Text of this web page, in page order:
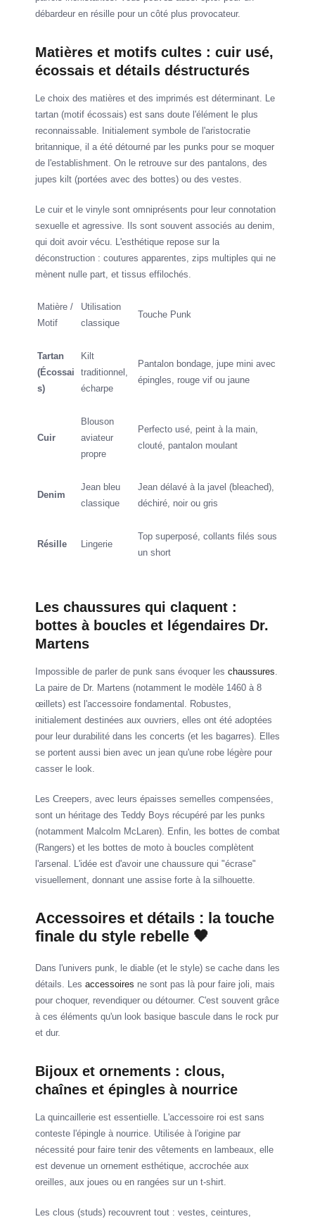
débardeur en résille pour un côté plus provocateur.
Matières et motifs cultes : cuir usé,
écossais et détails déstructurés
Le choix des matières et des imprimés est déterminant. Le
tartan (motif écossais) est sans doute l'élément le plus
reconnaissable. Initialement symbole de l'aristocratie
britannique, il a été détourné par les punks pour se moquer
de l'establishment. On le retrouve sur des pantalons, des
jupes kilt (portées avec des bottes) ou des vestes.
Le cuir et le vinyle sont omniprésents pour leur connotation
sexuelle et agressive. Ils sont souvent associés au denim,
qui doit avoir vécu. L'esthétique repose sur la
déconstruction : coutures apparentes, zips multiples qui ne
mènent nulle part, et tissus effilochés.
Matière /
Motif
Utilisation
classique
Touche Punk
Tartan
(Écossai
s)
Kilt
traditionnel,
écharpe
Pantalon bondage, jupe mini avec
épingles, rouge vif ou jaune
Cuir
Blouson
aviateur
propre
Perfecto usé, peint à la main,
clouté, pantalon moulant
Denim
Jean bleu
classique
Jean délavé à la javel (bleached),
déchiré, noir ou gris
Résille Lingerie
Top superposé, collants filés sous
un short
Les chaussures qui claquent :
bottes à boucles et légendaires Dr.
Martens
Impossible de parler de punk sans évoquer les chaussures.
La paire de Dr. Martens (notamment le modèle 1460 à 8
œillets) est l'accessoire fondamental. Robustes,
initialement destinées aux ouvriers, elles ont été adoptées
pour leur durabilité dans les concerts (et les bagarres). Elles
se portent aussi bien avec un jean qu'une robe légère pour
casser le look.
Les Creepers, avec leurs épaisses semelles compensées,
sont un héritage des Teddy Boys récupéré par les punks
(notamment Malcolm McLaren). Enfin, les bottes de combat
(Rangers) et les bottes de moto à boucles complètent
l'arsenal. L'idée est d'avoir une chaussure qui "écrase"
visuellement, donnant une assise forte à la silhouette.
Accessoires et détails : la touche
finale du style rebelle 🖤
Dans l'univers punk, le diable (et le style) se cache dans les
détails. Les accessoires ne sont pas là pour faire joli, mais
pour choquer, revendiquer ou détourner. C'est souvent grâce
à ces éléments qu'un look basique bascule dans le rock pur
et dur.
Bijoux et ornements : clous,
chaînes et épingles à nourrice
La quincaillerie est essentielle. L'accessoire roi est sans
conteste l'épingle à nourrice. Utilisée à l'origine par
nécessité pour faire tenir des vêtements en lambeaux, elle
est devenue un ornement esthétique, accrochée aux
oreilles, aux joues ou en rangées sur un t-shirt.
Les clous (studs) recouvrent tout : vestes, ceintures,